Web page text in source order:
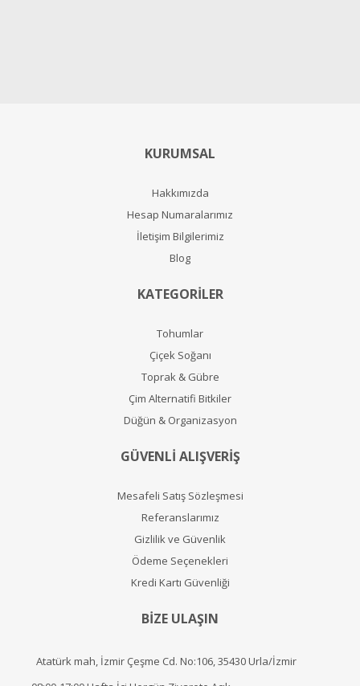
KURUMSAL
Hakkımızda
Hesap Numaralarımız
İletişim Bilgilerimiz
Blog
KATEGORİLER
Tohumlar
Çiçek Soğanı
Toprak & Gübre
Çim Alternatifi Bitkiler
Düğün & Organizasyon
GÜVENLİ ALIŞVERİŞ
Mesafeli Satış Sözleşmesi
Referanslarımız
Gizlilik ve Güvenlik
Ödeme Seçenekleri
Kredi Kartı Güvenliği
BİZE ULAŞIN
Atatürk mah, İzmir Çeşme Cd. No:106, 35430 Urla/İzmir